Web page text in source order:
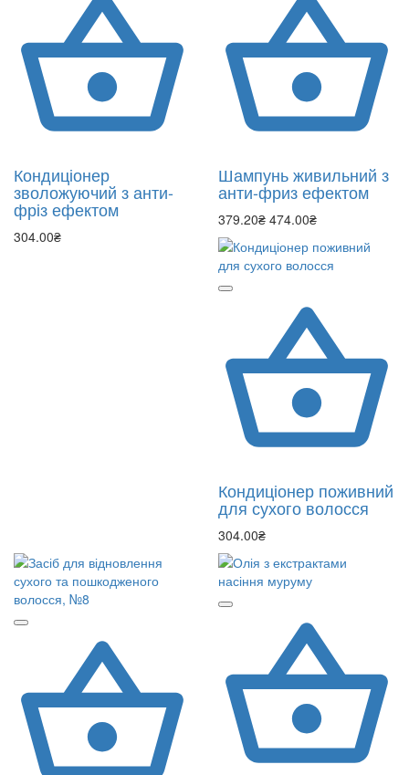
Кондиціонер
зволожуючий з анти-
фріз ефектом
304.00₴
Шампунь живильний з
анти-фриз ефектом
379.20₴ 474.00₴
Кондиціонер поживний
для сухого волосся
304.00₴